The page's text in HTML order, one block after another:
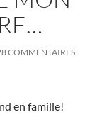
COMMENTAIRES
en famille!